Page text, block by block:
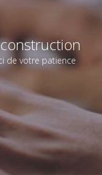
de votre patience